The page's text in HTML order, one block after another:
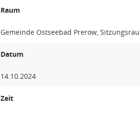
Raum
Gemeinde Ostseebad Prerow,
Datum
14.10.2024
Zeit